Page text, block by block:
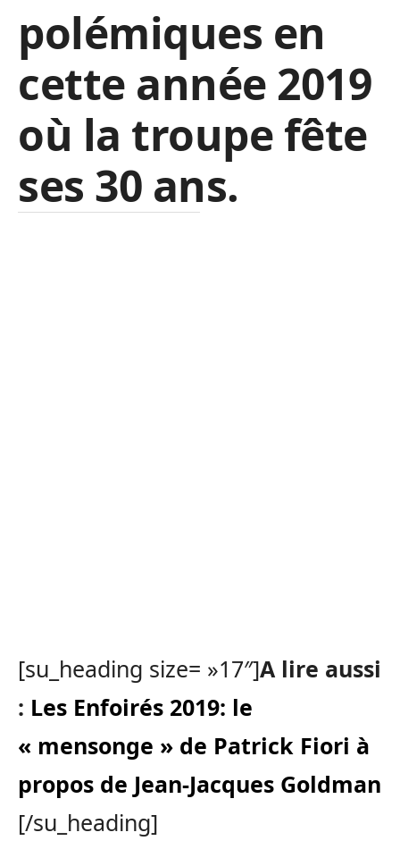
polémiques en
cette année 2019
où la troupe fête
ses 30 ans.
[su_heading size= »17″]A lire aussi
: Les Enfoirés 2019: le
« mensonge » de Patrick Fiori à
propos de Jean-Jacques Goldman
[/su_heading]